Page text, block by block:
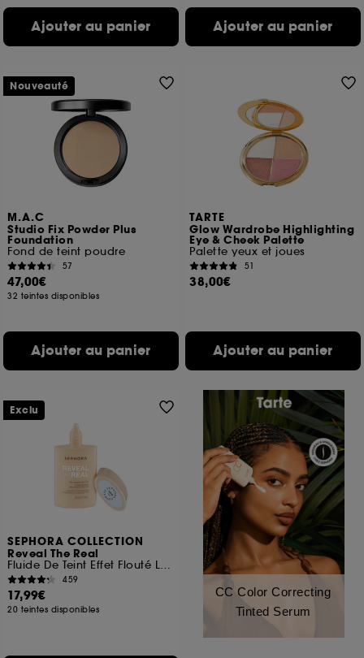
Ajouter au panier Ajouter au panier
M.A.C
Studio Fix Powder Plus
Foundation
Fond de teint poudre
57
47,00€
32 teintes disponibles
Ajouter au panier
Nouveauté
TARTE
Glow Wardrobe Highlighting
Eye & Cheek Palette
Palette yeux et joues
51
38,00€
Ajouter au panier
SEPHORA COLLECTION
Reveal The Real
Fluide De Teint Effet Flouté Lumineux
459
17,99€
20 teintes disponibles
Exclu
CC Color Correcting
Tinted Serum